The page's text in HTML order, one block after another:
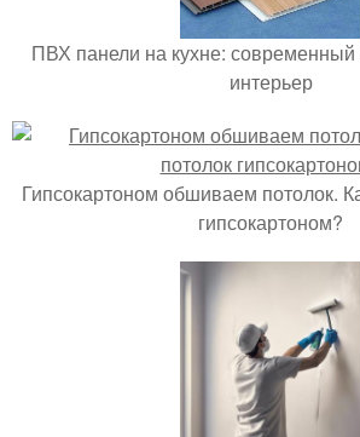
ПВХ панели на кухне: современный
интерьер
Гипсокартоном обшиваем потолок.
гипсокартоном?